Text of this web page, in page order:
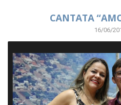
CANTATA
16/06/